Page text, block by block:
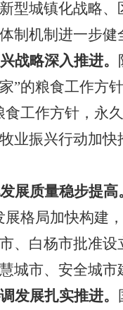
型城镇化战略
制机制进一步健
战略深入推进。
”的粮食工作方
食工作方针，永
业振兴行动加
展质量稳步提高
展格局加快构建
、白杨市批准设
城市、安全城市
发展扎实推进。